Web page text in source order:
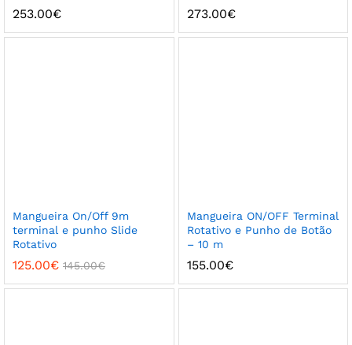
253.00€ 273.00€
Mangueira On/Off 9m
terminal e punho Slide
Rotativo
125.00€ 145.00€
Mangueira ON/OFF Terminal
Rotativo e Punho de Botão
– 10 m
155.00€